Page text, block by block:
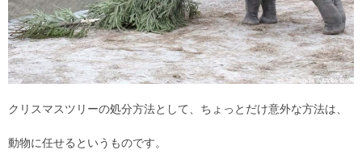
クリスマスツリーの処分方法として、ちょっとだけ意外な方法は、
動物に任せるというものです。